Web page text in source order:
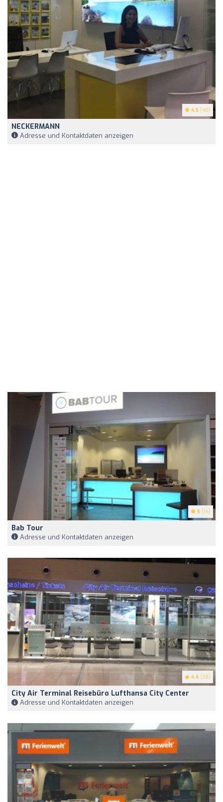
4.5 (40)
NECKERMANN
Adresse und Kontaktdaten anzeigen
5 (14)
Bab Tour
Adresse und Kontaktdaten anzeigen
4.4 (38)
City Air Terminal Reisebüro Lufthansa City Center
Adresse und Kontaktdaten anzeigen